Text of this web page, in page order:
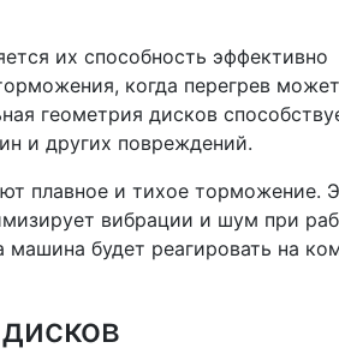
их способность эффективно
когда перегрев может
геометрия дисков
и других повреждений.
плавное и тихое торможение.
вибрации и шум при
машина будет реагировать на